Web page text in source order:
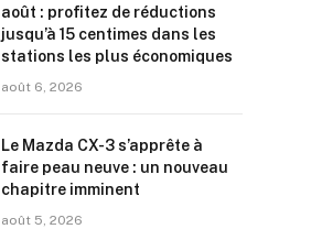
août : profitez de réductions
jusqu’à 15 centimes dans les
stations les plus économiques
août 6, 2026
Le Mazda CX-3 s’apprête à
faire peau neuve : un nouveau
chapitre imminent
août 5, 2026